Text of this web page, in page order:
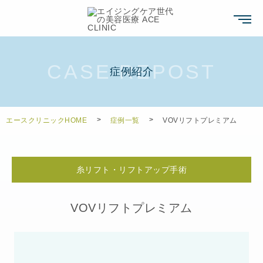
症例紹介
エースクリニックHOME 症例一覧 VOVリフトプレミアム
糸リフト・リフトアップ手術
VOVリフトプレミアム